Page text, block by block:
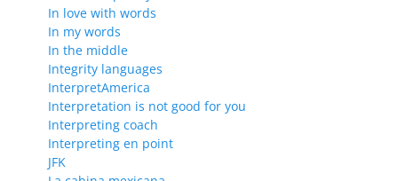
In love with words
In my words
In the middle
Integrity languages
InterpretAmerica
Interpretation is not good for you
Interpreting coach
Interpreting en point
JFK